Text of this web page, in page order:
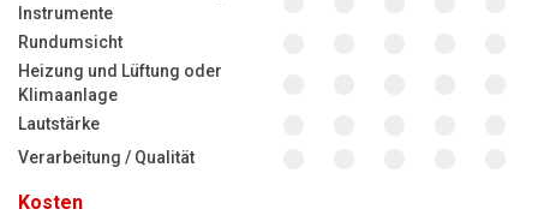
Instrumente
Rundumsicht
Heizung und Lüftung oder
Klimaanlage
Lautstärke
Verarbeitung / Qualität
Kosten